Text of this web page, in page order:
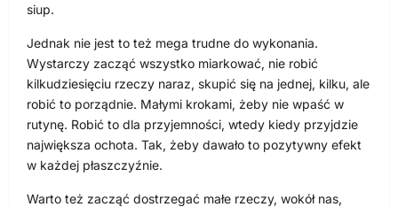
siup.
Jednak nie jest to też mega trudne do wykonania.
Wystarczy zacząć wszystko miarkować, nie robić
kilkudziesięciu rzeczy naraz, skupić się na jednej, kilku, ale
robić to porządnie. Małymi krokami, żeby nie wpaść w
rutynę. Robić to dla przyjemności, wtedy kiedy przyjdzie
największa ochota. Tak, żeby dawało to pozytywny efekt
w każdej płaszczyźnie.
Warto też zacząć dostrzegać małe rzeczy, wokół nas,